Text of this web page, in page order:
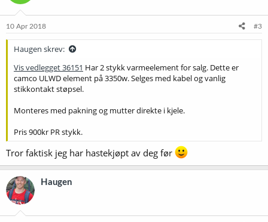
10 Apr 2018 #3
Haugen skrev:
Vis vedlegget 36151 Har 2 stykk varmeelement for salg. Dette er
camco ULWD element på 3350w. Selges med kabel og vanlig
stikkontakt støpsel.
Monteres med pakning og mutter direkte i kjele.
Pris 900kr PR stykk.
Tror faktisk jeg har hastekjøpt av deg før
Haugen